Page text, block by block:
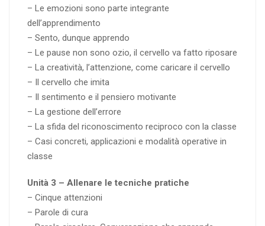
– Le emozioni sono parte integrante
dell’apprendimento
– Sento, dunque apprendo
– Le pause non sono ozio, il cervello va fatto riposare
– La creatività, l’attenzione, come caricare il cervello
– Il cervello che imita
– Il sentimento e il pensiero motivante
– La gestione dell’errore
– La sfida del riconoscimento reciproco con la classe
– Casi concreti, applicazioni e modalità operative in
classe
Unità 3 – Allenare le tecniche pratiche
– Cinque attenzioni
– Parole di cura